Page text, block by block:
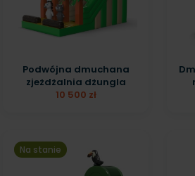
Podwójna dmuchana
zjeżdżalnia dżungla
10 500 zł
Na stanie